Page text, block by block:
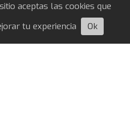
aceptas las cookies que
tu experiencia
Ok